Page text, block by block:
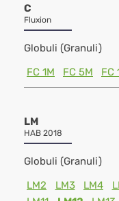
C
Fluxion
Globuli (Granuli)
FC 1M
FC 5M FC
LM
HAB 2018
Globuli (Granuli)
LM2
LM3 LM4